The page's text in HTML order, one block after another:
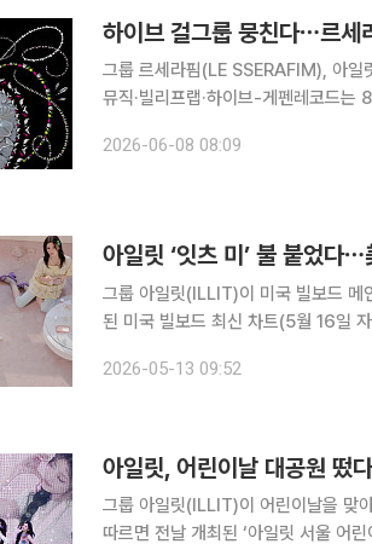
하이브 걸그룹 뭉친다⋯르세
그룹 르세라핌(LE SSERAFIM), 아일릿
뮤직·빌리프랩·하이브-게펜레코드
MISTAKE)’가 12일 오후 1시(한국시
2026-06-08 08:09
아일릿 ‘잇츠 미’ 불 붙었다
그룹 아일릿(ILLIT)이 미국 빌보드 메인 앨범차
된 미국 빌보드 최신 차트(5월 16일
REAL ME)’(93위), 미니 2집 ‘아이
2026-05-13 09:52
아일릿, 어린이날 대공원
그룹 아일릿(ILLIT)이 어린이날을 맞아 온 가족
따르면 전날 개최된 ‘아일릿 서울 어